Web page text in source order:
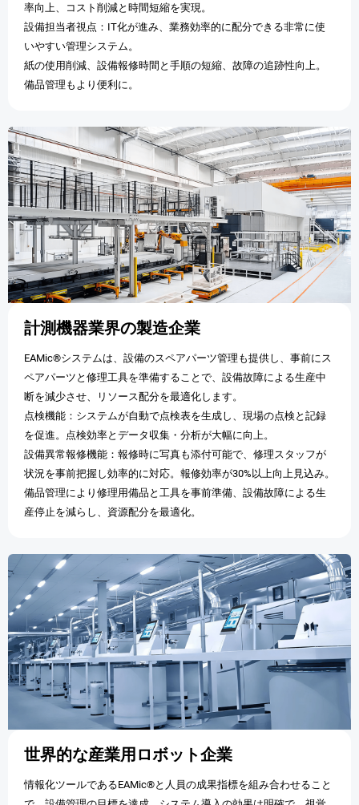
率向上、コスト削減と時間短縮を実現。
設備担当者視点：IT化が進み、業務効率的に配分できる非常に使
いやすい管理システム。
紙の使用削減、設備報修時間と手順の短縮、故障の追跡性向上。
備品管理もより便利に。
計測機器業界の製造企業
EAMic®システムは、設備のスペアパーツ管理も提供し、事前にス
ペアパーツと修理工具を準備することで、設備故障による生産中
断を減少させ、リソース配分を最適化します。
点検機能：システムが自動で点検表を生成し、現場の点検と記録
を促進。点検効率とデータ収集・分析が大幅に向上。
設備異常報修機能：報修時に写真も添付可能で、修理スタッフが
状況を事前把握し効率的に対応。報修効率が30%以上向上見込み。
備品管理により修理用備品と工具を事前準備、設備故障による生
産停止を減らし、資源配分を最適化。
世界的な産業用ロボット企業
情報化ツールであるEAMic®と人員の成果指標を組み合わせること